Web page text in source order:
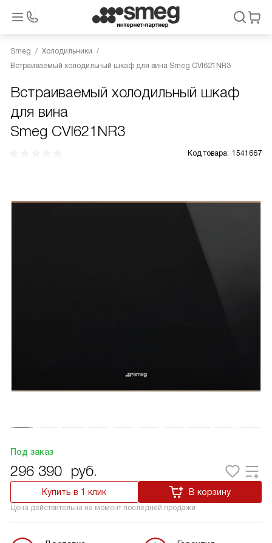
Smeg
Холодильники
Встраиваемый холодильный шкаф для вина Smeg CVI621NR3
Встраиваемый холодильный шкаф
для вина
Smeg CVI621NR3
Код товара: 1541667
Под заказ
296 390 руб.
Купить в 1 клик В корзину
Цена действительна на момент последней продажи